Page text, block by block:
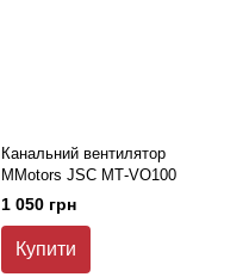
Канальний вентилятор
MMotors JSC МТ-VО100
1 050 грн
Купити